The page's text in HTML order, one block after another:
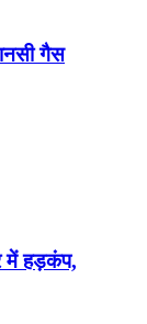
गैस
में हड़कंप,